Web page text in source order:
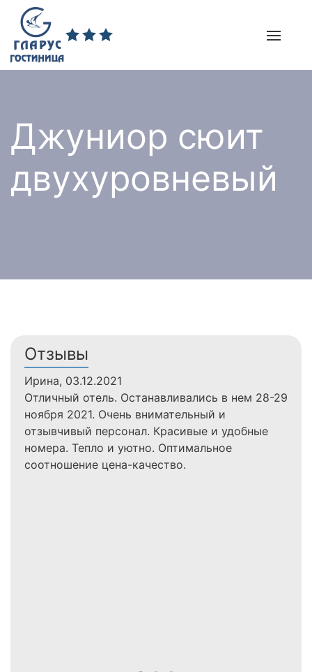
Джуниор сюит
двухуровневый
Отзывы
Ирина, 03.12.2021
Отличный отель. Останавливались в нем 28-29
ноября 2021. Очень внимательный и
отзывчивый персонал. Красивые и удобные
номера. Тепло и уютно. Оптимальное
соотношение цена-качество.